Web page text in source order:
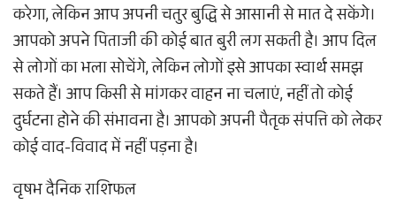
करेगा, लेकिन आप अपनी चतुर बुद्धि से आसानी से मात दे सकेंगे।
आपको अपने पिताजी की कोई बात बुरी लग सकती है। आप दिल
से लोगों का भला सोचेंगे, लेकिन लोगों इसे आपका स्वार्थ समझ
सकते हैं। आप किसी से मांगकर वाहन ना चलाएं, नहीं तो कोई
दुर्घटना होने की संभावना है। आपको अपनी पैतृक संपत्ति को लेकर
कोई वाद-विवाद में नहीं पड़ना है।
वृषभ दैनिक राशिफल